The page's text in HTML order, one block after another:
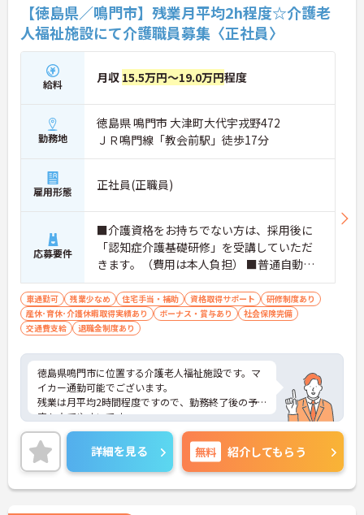
【徳島県／鳴門市】残業月平均2h程度☆介護老
人福祉施設にて介護職員募集〈正社員〉
給料 月収 15.5万円～19.0万円程度
勤務地
徳島県 鳴門市 大津町大代宇戎野472
ＪＲ鳴門線「教会前駅」徒歩17分
雇用形態 正社員(正職員)
応募要件
■介護資格をお持ちでない方は、採用後に
「認知症介護基礎研修」を受講していただ
きます。（費用は本人負担） ■普通自動車
運転免許必須（AT限定可） ■経験不問
車通勤可 残業少なめ 住宅手当・補助 資格取得サポート
研修制度あり
産休･育休･介護休暇取得実績あり
ボーナス・賞与あり
社会保険完備
交通費支給
退職金制度あり
徳島県鳴門市に位置する介護老人福祉施設です。マ
イカー通勤可能でございます。
残業は月平均2時間程度ですので、勤務終了後の予
定も立てやすいです。
昇給や賞与制度があり頑張りが評価されてしっかり
と職員に還元されます。
ご興味のある方には、面接対策ポイントなど、さら
に詳細をお話しいたしますのでお気軽にご相談くだ
さい！
詳細を見る 無料 紹介してもらう